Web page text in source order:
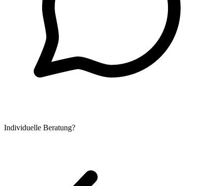
Individuelle Beratung?